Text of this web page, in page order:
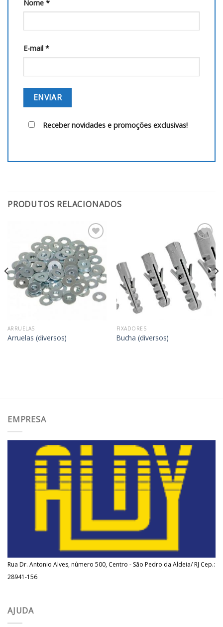
Nome *
E-mail *
Receber novidades e promoções exclusivas!
PRODUTOS RELACIONADOS
Adicionar
aos
meus
desejos
ARRUELAS
Arruelas (diversos)
Adicionar
aos
meus
desejos
FIXADORES
Bucha (diversos)
EMPRESA
Rua Dr. Antonio Alves, número 500, Centro - São Pedro da Aldeia/ RJ Cep.:
28941-156
AJUDA